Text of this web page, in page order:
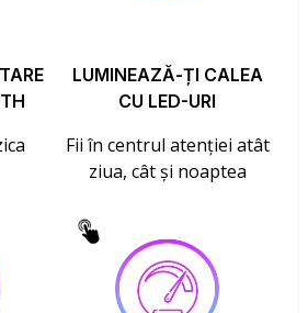
LUMINEAZĂ-ȚI CALEA
CU LED-URI
Fii în centrul atenției atât
ziua, cât și noaptea